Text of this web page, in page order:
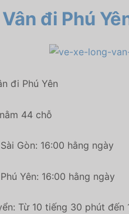
đi Phú
đi Phú Yên
44 chỗ
Gòn: 16:00 hằng ngày
Yên: 16:00 hằng ngày
Từ 10 tiếng 30 phút